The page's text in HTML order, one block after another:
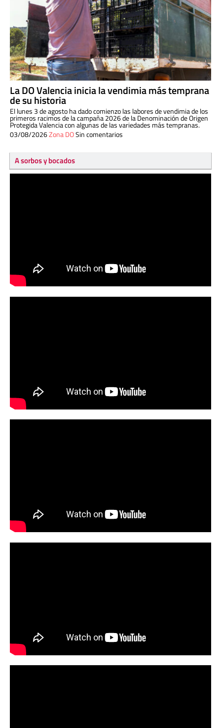
La DO Valencia inicia la vendimia más temprana
de su historia
El lunes 3 de agosto ha dado comienzo las labores de vendimia de los
primeros racimos de la campaña 2026 de la Denominación de Origen
Protegida Valencia con algunas de las variedades más tempranas.
03/08/2026Zona DOSin comentarios
A sorbos y bocados